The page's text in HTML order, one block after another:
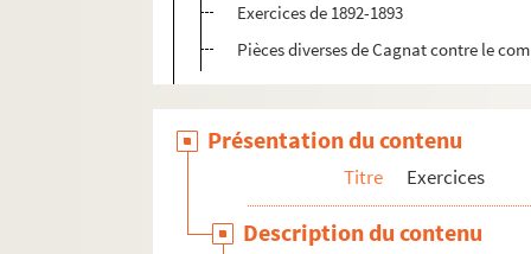
Exercices de 1892-1893
Pièces diverses de Cagnat contre le
Ms 90. La Cure
Ms 91. Divers cahiers
Ms 92. Bois et forêt
Ms 93. Succession de Jean Cagnat
Présentation du contenu
Titre Exercices
Description du contenu